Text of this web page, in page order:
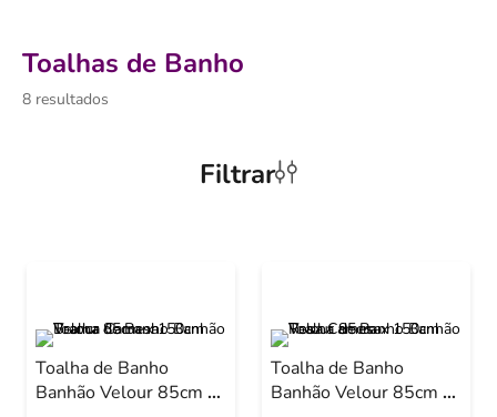
Toalhas de Banho
8
Filtrar
Toalha de Banho
Banhão Velour 85cm x
Toalha de Banho
Banhão Velour 85cm x